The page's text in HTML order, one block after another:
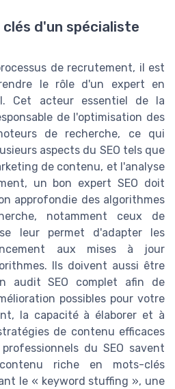
d'un spécialiste
de recrutement, il est
le rôle d'un expert en
Cet acteur essentiel de la
de l'optimisation des
de recherche, ce qui
aspects du SEO tels que
de contenu, et l'analyse
un bon expert SEO doit
approfondie des algorithmes
notamment ceux de
leur permet d'adapter les
aux mises à jour
Ils doivent aussi être
audit SEO complet afin de
possibles pour votre
la capacité à élaborer et à
de contenu efficaces
du SEO savent
riche en mots-clés
le « keyword stuffing », une